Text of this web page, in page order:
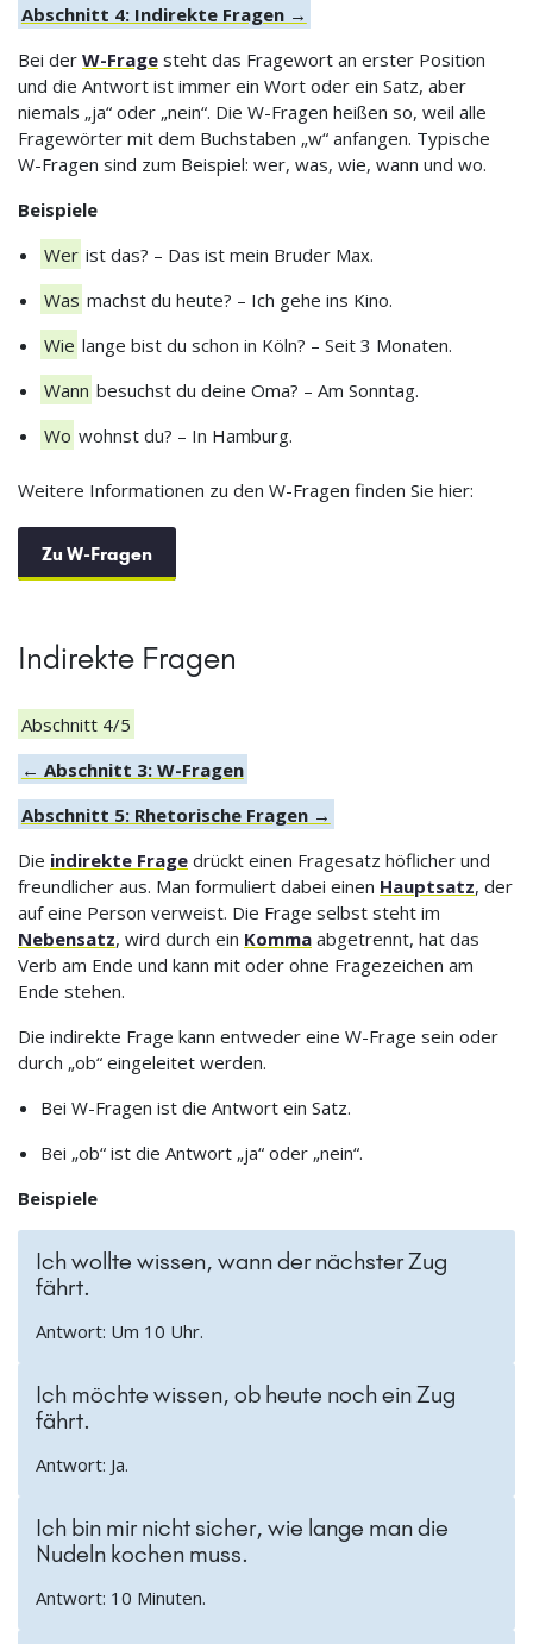
Abschnitt 4: Indirekte Fragen →
Bei der W-Frage steht das Fragewort an erster Position
und die Antwort ist immer ein Wort oder ein Satz, aber
niemals „ja“ oder „nein“. Die W-Fragen heißen so, weil alle
Fragewörter mit dem Buchstaben „w“ anfangen. Typische
W-Fragen sind zum Beispiel: wer, was, wie, wann und wo.
Beispiele
Wer ist das? – Das ist mein Bruder Max.
Was machst du heute? – Ich gehe ins Kino.
Wie lange bist du schon in Köln? – Seit 3 Monaten.
Wann besuchst du deine Oma? – Am Sonntag.
Wo wohnst du? – In Hamburg.
Weitere Informationen zu den W-Fragen finden Sie hier:
Zu W-Fragen
Indirekte Fragen
Abschnitt 4/5
← Abschnitt 3: W-Fragen
Abschnitt 5: Rhetorische Fragen →
Die indirekte Frage drückt einen Fragesatz höflicher und
freundlicher aus. Man formuliert dabei einen Hauptsatz, der
auf eine Person verweist. Die Frage selbst steht im
Nebensatz, wird durch ein Komma abgetrennt, hat das
Verb am Ende und kann mit oder ohne Fragezeichen am
Ende stehen.
Die indirekte Frage kann entweder eine W-Frage sein oder
durch „ob“ eingeleitet werden.
Bei W-Fragen ist die Antwort ein Satz.
Bei „ob“ ist die Antwort „ja“ oder „nein“.
Beispiele
Ich wollte wissen, wann der nächster Zug
fährt.
Antwort: Um 10 Uhr.
Ich möchte wissen, ob heute noch ein Zug
fährt.
Antwort: Ja.
Ich bin mir nicht sicher, wie lange man die
Nudeln kochen muss.
Antwort: 10 Minuten.